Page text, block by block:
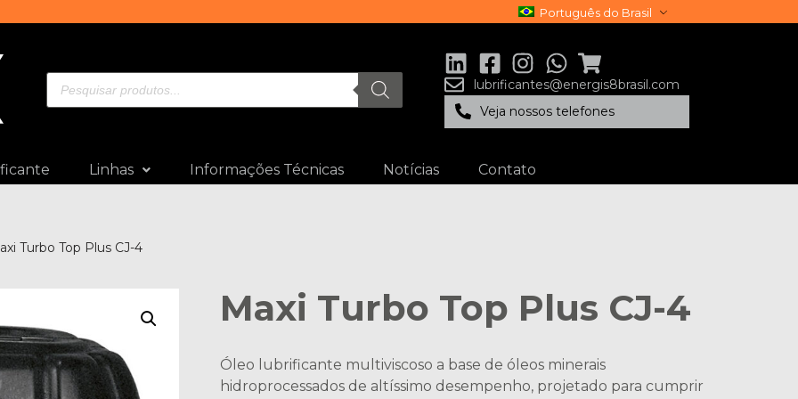
Português do Brasil
lubrificantes@energis8brasil.com
Veja nossos telefones
Linhas Informações Técnicas Notícias Contato
Turbo Top Plus CJ-4
Maxi Turbo Top Plus CJ-4
Óleo lubrificante multiviscoso a base de óleos minerais
hidroprocessados de altíssimo desempenho, projetado para cumprir